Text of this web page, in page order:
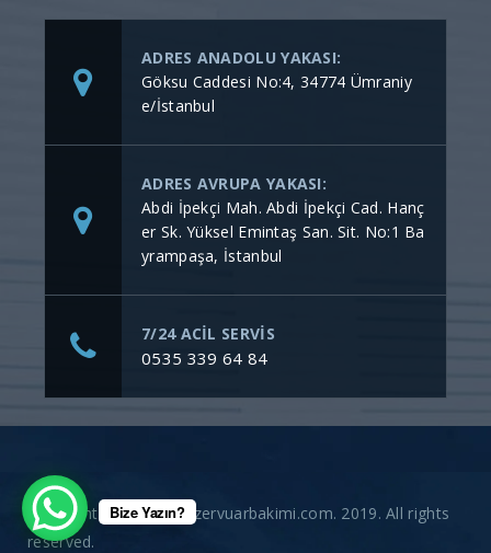
ADRES ANADOLU YAKASI:
Göksu Caddesi No:4, 34774 Ümraniy
e/İstanbul
ADRES AVRUPA YAKASI:
Abdi İpekçi Mah. Abdi İpekçi Cad. Hanç
er Sk. Yüksel Emintaş San. Sit. No:1 Ba
yrampaşa, İstanbul
7/24 ACİL SERVİS
0535 339 64 84
Copyright © gommerezervuarbakimi.com. 2019. All rights
reserved.
Bize Yazın?